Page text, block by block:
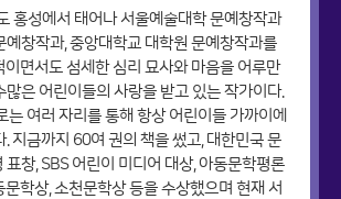
홍성에서 태어나 서울예술대학 문예창작과
예창작과, 중앙대학교 대학원 문예창작과를
이면서도 섬세한 심리 묘사와 마음을 어루만
많은 어린이들의 사랑을 받고 있는 작가이다.
는 여러 자리를 통해 항상 어린이들 가까이에
. 지금까지 60여 권의 책을 썼고, 대한민국 문
표창, SBS 어린이 미디어 대상, 아동문학평론
문학상, 소천문학상 등을 수상했으며 현재 서